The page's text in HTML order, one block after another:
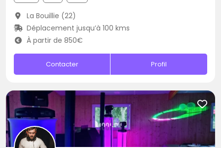
La Bouillie (22)
Déplacement jusqu’à 100 kms
À partir de 850€
Contacter Profil